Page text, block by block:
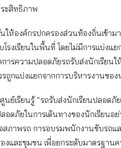
ะสิทธิภาพ
ห้องค์กรปกครองส่วนท้องถิ่นเข้าม
งเรียนในพื้นที่ โดยไม่มีการแบ่งแย
ารความปลอดภัยรถรับส่งนักเรียน
ถูกแบ่งแยกจากการบริหารงานขอ
นย์เรียนรู้ “รถรับส่งนักเรียนปลอด
ภัยในการเดินทางของนักเรียนอย่
สภาพรถ การอบรมพนักงานขับรถแ
งและชุมชน เพื่อยกระดับมาตรฐาน